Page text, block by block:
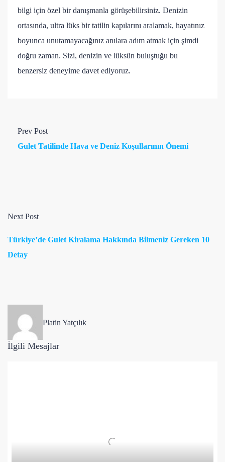
bilgi için özel bir danışmanla görüşebilirsiniz. Denizin
ortasında, ultra lüks bir tatilin kapılarını aralamak, hayatınız
boyunca unutamayacağınız anılara adım atmak için şimdi
doğru zaman. Sizi, denizin ve lüksün buluştuğu bu
benzersiz deneyime davet ediyoruz.
Prev Post
Gulet Tatilinde Hava ve Deniz Koşullarının Önemi
Next Post
Türkiye’de Gulet Kiralama Hakkında Bilmeniz Gereken 10
Detay
Platin Yatçılık
İlgili Mesajlar